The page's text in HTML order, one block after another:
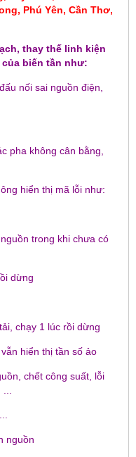
Phú Yên, Cần Thơ,
thay thế linh kiện
biến tần như:
nối sai nguồn điện,
pha không cân bằng,
hiển thị mã lỗi như:
trong khi chưa có
dừng
chạy 1 lúc rồi dừng
hiển thị tần số ảo
chết công suất, lỗi
...
nguồn